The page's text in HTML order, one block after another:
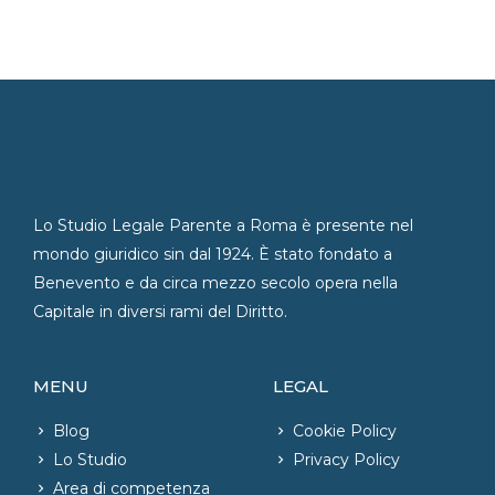
Lo Studio Legale Parente a Roma è presente nel
mondo giuridico sin dal 1924. È stato fondato a
Benevento e da circa mezzo secolo opera nella
Capitale in diversi rami del Diritto.
MENU
Blog
Lo Studio
Area di competenza
LEGAL
Cookie Policy
Privacy Policy